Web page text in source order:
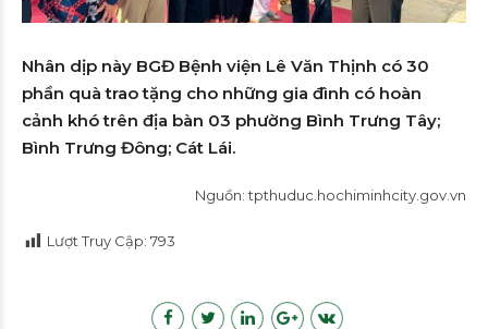
Nhân dịp này BGĐ Bệnh viện Lê Văn Thịnh có 30
phần quà trao tặng cho những gia đình có hoàn
cảnh khó trên địa bàn 03 phường Bình Trưng Tây;
Bình Trưng Đông; Cát Lái.
Nguồn: tpthuduc.hochiminhcity.gov.vn
Lượt Truy Cập: 793